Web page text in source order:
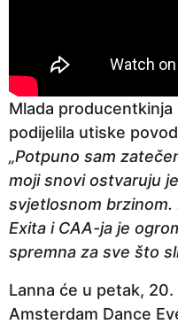
Mlada
podijelila utiske
„Potpuno sam
moji snovi ostvaruju
svjetlosnom
Exita i CAA-ja je
spremna za sve što
Lanna će u petak,
Amsterdam Dance